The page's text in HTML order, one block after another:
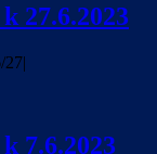
27.6.2023
27|
7.6.2023